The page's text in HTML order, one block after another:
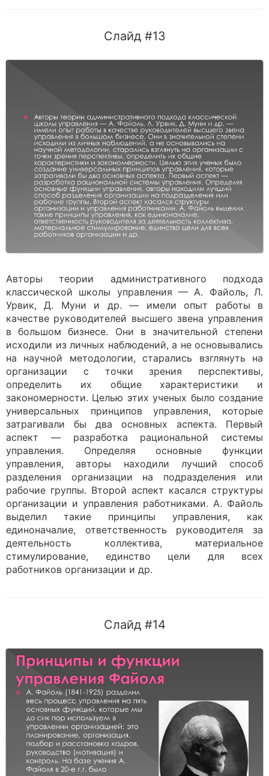
Слайд #13
Авторы теории административного подхода
классической школы управления — А. Файоль, Л.
Урвик, Д. Муни и др. — имели опыт работы в
качестве руководителей высшего звена управления
в большом бизнесе. Они в значительной степени
исходили из личных наблюдений, а не основывались
на научной методологии, старались взглянуть на
организации с точки зрения перспективы,
определить их общие характеристики и
закономерности. Целью этих ученых было создание
универсальных принципов управления, которые
затрагивали бы два основных аспекта. Первый
аспект — разработка рациональной системы
управления. Определяя основные функции
управления, авторы находили лучший способ
разделения организации на подразделения или
рабочие группы. Второй аспект касался структуры
организации и управления работниками. А. Файоль
выделил такие принципы управления, как
единоначалие, ответственность руководителя за
деятельность коллектива, материальное
стимулирование, единство цели для всех
работников организации и др.
Слайд #14